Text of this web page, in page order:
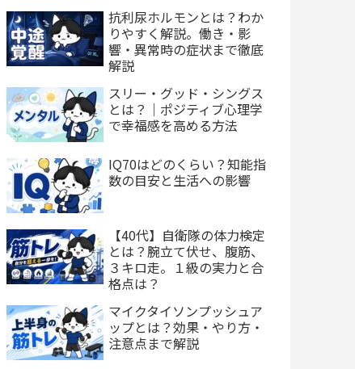
抗利尿ホルモンとは？わか
りやすく解説。働き・影
響・異常時の症状まで徹底
解説
スリー・グッド・シングス
とは？｜ポジティブ心理学
で幸福感を高める方法
IQ70はどのくらい？知能指
数の目安と生活への影響
【40代】自衛隊の体力検定
とは？腕立て伏せ、腹筋、
３キロ走。１級の実力と合
格点は？
マイクタイソンプッシュア
ップとは？効果・やり方・
注意点まで解説